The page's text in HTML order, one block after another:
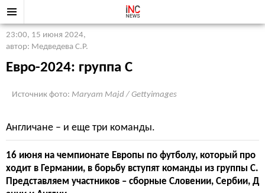
23:00, 15 июня 2024,
автор: Медведева С.Р.
Евро-2024: группа С
Источник фото: Maryam Majd / Gettyimages
Англичане – и еще три команды.
16 июня на чемпионате Европы по футболу, который про
ходит в Германии, в борьбу вступят команды из группы С.
Представляем участников – сборные Словении, Сербии, Д